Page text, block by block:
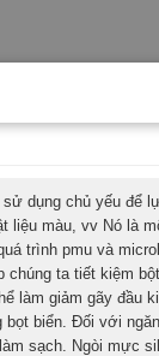
dụng chủ yếu để
liệu màu, vv Nó là
trình pmu và
chúng ta tiết kiệm
làm giảm gãy đầu
bọt biển. Đối với
sạch. Ngòi mực